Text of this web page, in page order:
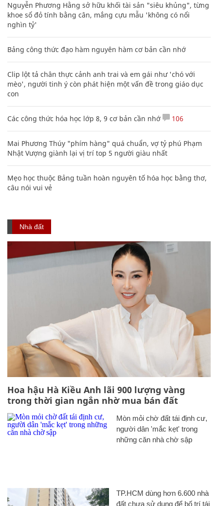
Nguyễn Phương Hằng sở hữu khối tài sản "siêu khủng", từng
khoe sổ đỏ tính bằng cân, mắng cựu mẫu 'không có nổi
nghìn tỷ'
Bảng công thức đạo hàm nguyên hàm cơ bản cần nhớ
Clip lột tả chân thực cảnh anh trai và em gái như 'chó với
mèo', người tinh ý còn phát hiện một vấn đề trong giáo dục
con
Các công thức hóa học lớp 8, 9 cơ bản cần nhớ 106
Mai Phương Thúy "phím hàng" quá chuẩn, vợ tỷ phú Phạm
Nhật Vượng giành lại vị trí top 5 người giàu nhất
Mẹo học thuộc Bảng tuần hoàn nguyên tố hóa học bằng thơ,
câu nói vui vẻ
Nhà đất
Hoa hậu Hà Kiều Anh lãi 900 lượng vàng
trong thời gian ngắn nhờ mua bán đất
Mòn mỏi chờ đất tái định cư,
người dân 'mắc kẹt' trong
những căn nhà chờ sập
TP.HCM dùng hơn 6.600 nhà
đất chưa sử dụng để bố trí tái